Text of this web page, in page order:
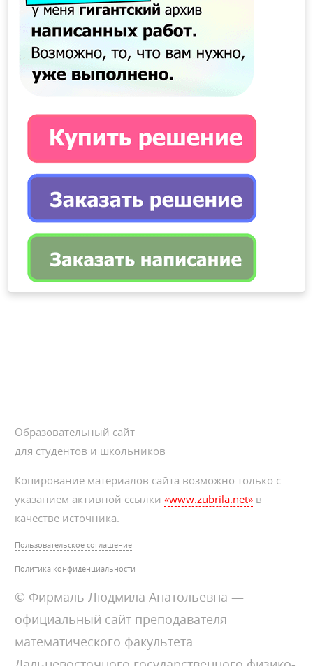
Образовательный сайт
для студентов и школьников
Копирование материалов сайта возможно только с
указанием активной ссылки«www.zubrila.net» в
качестве источника.
Пользовательское соглашение
Политика конфиденциальности
© Фирмаль Людмила Анатольевна —
официальный сайт преподавателя
математического факультета